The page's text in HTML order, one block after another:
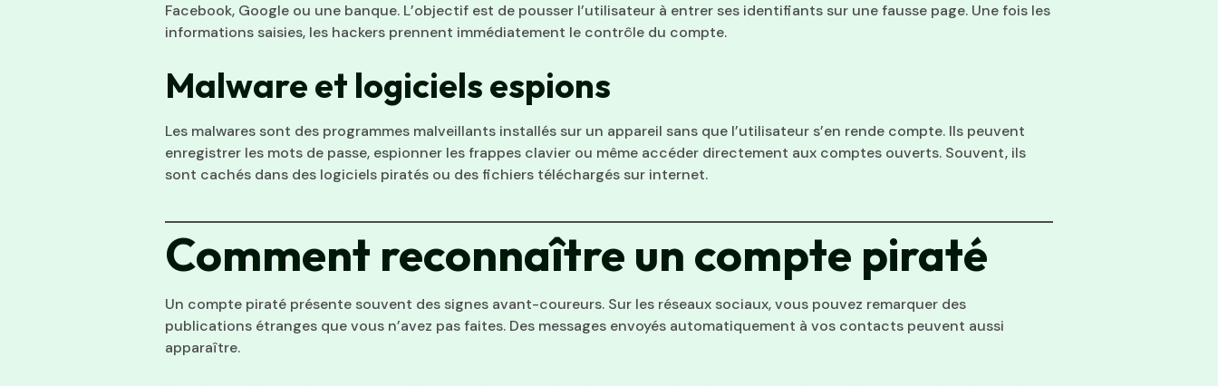
Facebook, Google ou une banque. L’objectif est de pousser l’utilisateur à entrer ses identifiants sur une fausse page. Une fois les
informations saisies, les hackers prennent immédiatement le contrôle du compte.
Malware et logiciels espions
Les malwares sont des programmes malveillants installés sur un appareil sans que l’utilisateur s’en rende compte. Ils peuvent
enregistrer les mots de passe, espionner les frappes clavier ou même accéder directement aux comptes ouverts. Souvent, ils
sont cachés dans des logiciels piratés ou des fichiers téléchargés sur internet.
Comment reconnaître un compte piraté
Un compte piraté présente souvent des signes avant-coureurs. Sur les réseaux sociaux, vous pouvez remarquer des
publications étranges que vous n’avez pas faites. Des messages envoyés automatiquement à vos contacts peuvent aussi
apparaître.